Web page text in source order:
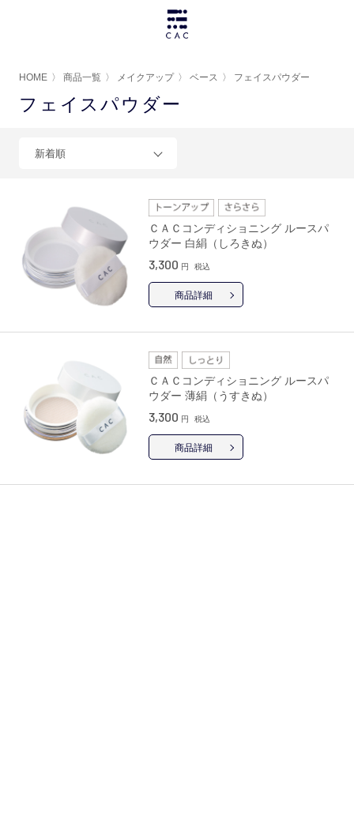
HOME 〉 商品一覧 〉 メイクアップ 〉 ベース 〉 フェイスパウダー
フェイスパウダー
新着順
ＣＡＣコンディショニング ルースパ
ウダー 白絹（しろきぬ）
3,300 円 税込
商品詳細
ＣＡＣコンディショニング ルースパ
ウダー 薄絹（うすきぬ）
3,300 円 税込
商品詳細